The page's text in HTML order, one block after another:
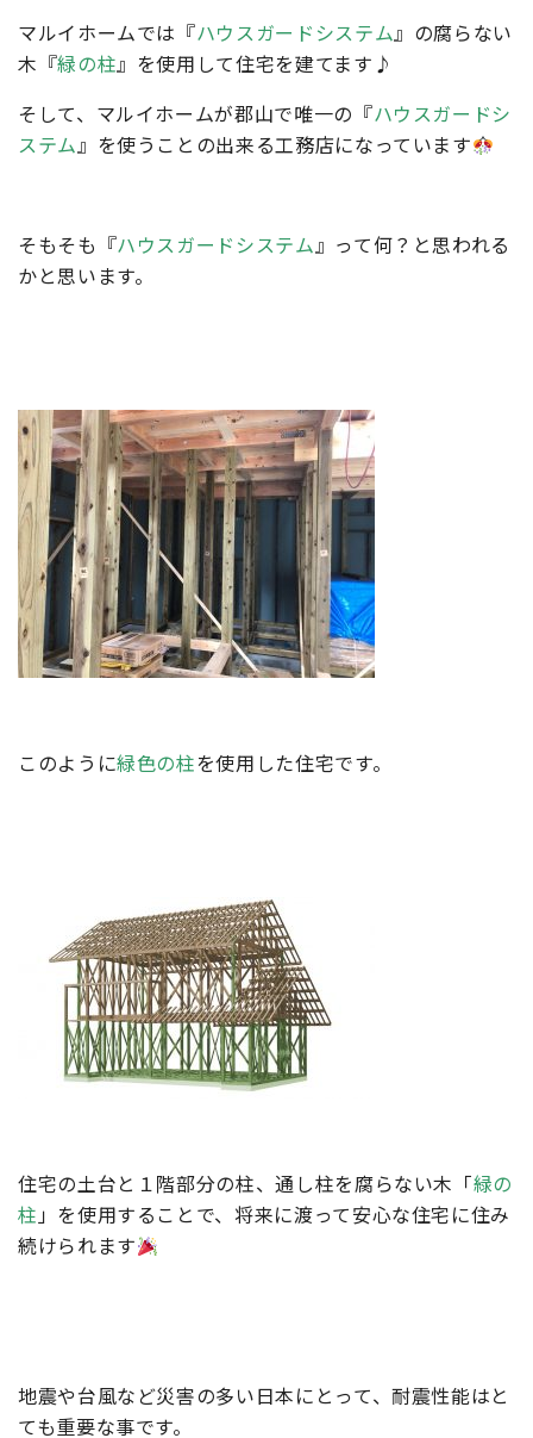
マルイホームでは『ハウスガードシステム』の腐らない
木『緑の柱』を使用して住宅を建てます♪
そして、マルイホームが郡山で唯一の『ハウスガードシ
ステム』を使うことの出来る工務店になっています
そもそも『ハウスガードシステム』って何？と思われる
かと思います。
このように緑色の柱を使用した住宅です。
住宅の土台と１階部分の柱、通し柱を腐らない木「緑の
柱」を使用することで、将来に渡って安心な住宅に住み
続けられます
地震や台風など災害の多い日本にとって、耐震性能はと
ても重要な事です。